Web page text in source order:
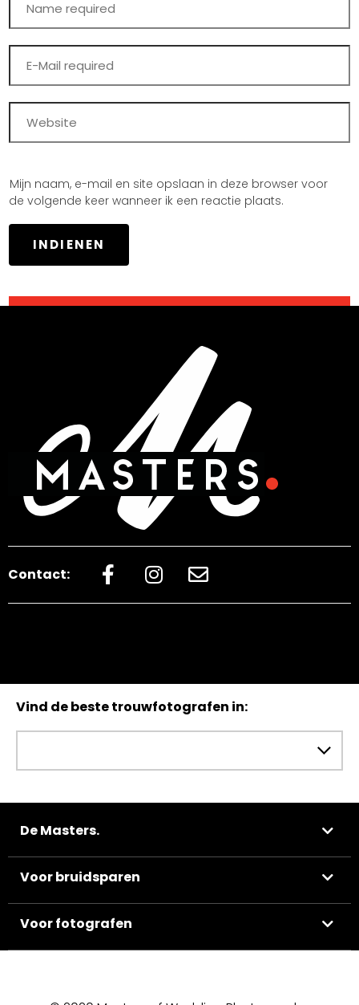
Mijn naam, e-mail en site opslaan in deze browser voor
de volgende keer wanneer ik een reactie plaats.
Contact:
Vind de beste trouwfotografen in:
De Masters.
Voor bruidsparen
Voor fotografen